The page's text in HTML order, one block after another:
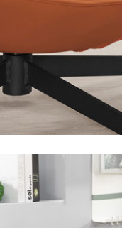
隊回收,免付費清運專